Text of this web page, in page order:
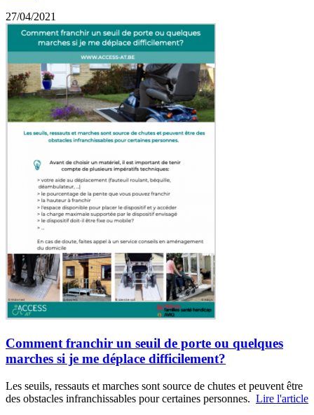
27/04/2021
Comment franchir un seuil de porte ou quelques
marches si je me déplace difficilement?
Les seuils, ressauts et marches sont source de chutes et peuvent être
des obstacles infranchissables pour certaines personnes. Lire l'article